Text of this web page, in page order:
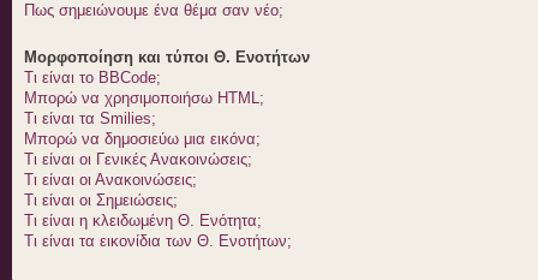
Πως σημειώνουμε ένα θέμα σαν νέο;
Μορφοποίηση και τύποι Θ. Ενοτήτων
Τι είναι το BBCode;
Μπορώ να χρησιμοποιήσω HTML;
Τι είναι τα Smilies;
Μπορώ να δημοσιεύω μια εικόνα;
Τι είναι οι Γενικές Ανακοινώσεις;
Τι είναι οι Ανακοινώσεις;
Τι είναι οι Σημειώσεις;
Τι είναι η κλειδωμένη Θ. Ενότητα;
Τι είναι τα εικονίδια των Θ. Ενοτήτων;